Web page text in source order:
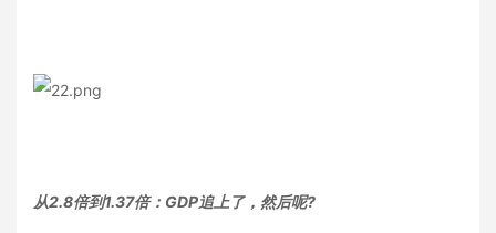
从2.8倍到1.37倍：GDP追上了，然后呢?